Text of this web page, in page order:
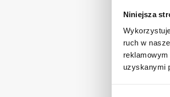
Niniejsza
ruch w
uzyskanymi